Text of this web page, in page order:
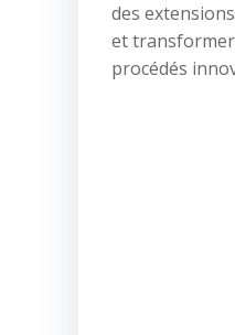
des
et transformer
procédés